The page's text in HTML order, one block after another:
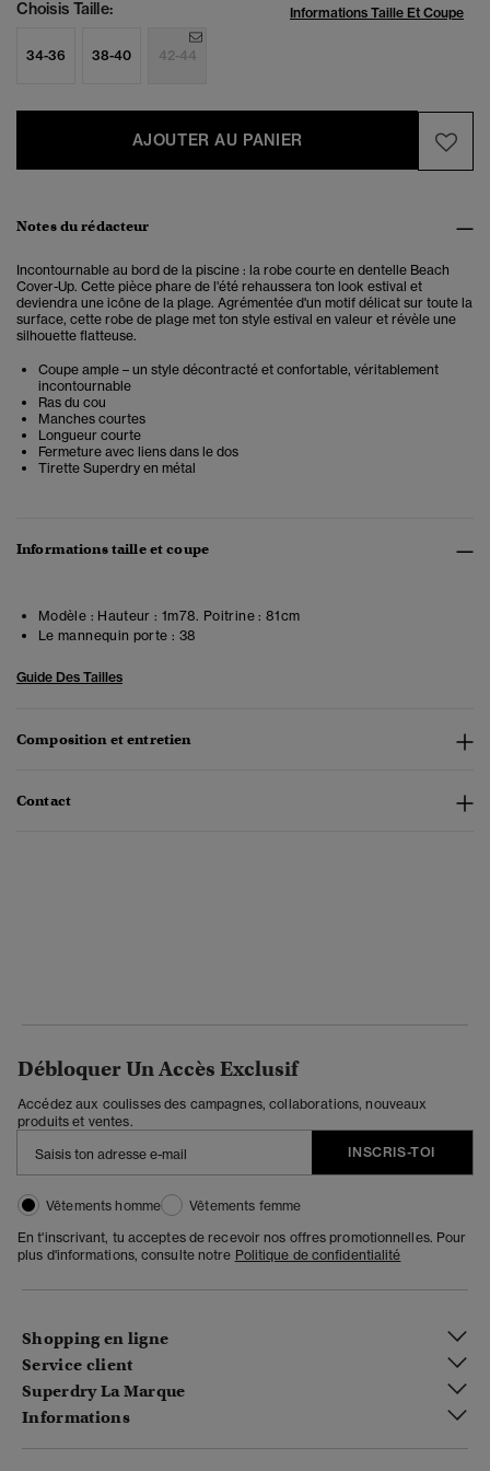
Choisis Taille: Informations Taille Et Coupe
34-36 38-40 42-44
AJOUTER AU PANIER
Notes du rédacteur
Incontournable au bord de la piscine : la robe courte en dentelle Beach
Cover-Up. Cette pièce phare de l'été rehaussera ton look estival et
deviendra une icône de la plage. Agrémentée d'un motif délicat sur toute la
surface, cette robe de plage met ton style estival en valeur et révèle une
silhouette flatteuse.
Coupe ample – un style décontracté et confortable, véritablement
incontournable
Ras du cou
Manches courtes
Longueur courte
Fermeture avec liens dans le dos
Tirette Superdry en métal
Informations taille et coupe
Modèle : Hauteur : 1m78. Poitrine : 81cm
Le mannequin porte : 38
Guide Des Tailles
Composition et entretien
Contact
Débloquer Un Accès Exclusif
Accédez aux coulisses des campagnes, collaborations, nouveaux
produits et ventes.
INSCRIS-TOI
Vêtements homme
Vêtements femme
En t'inscrivant, tu acceptes de recevoir nos offres promotionnelles. Pour
plus d'informations, consulte notre Politique de confidentialité
Shopping en ligne
Service client
Superdry La Marque
Informations